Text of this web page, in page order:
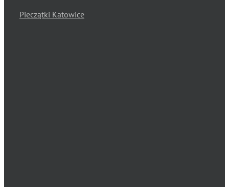
Pieczątki Katowice